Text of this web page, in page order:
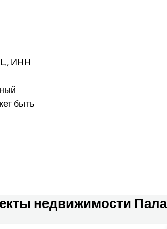
ИНН
быть
недвижимости